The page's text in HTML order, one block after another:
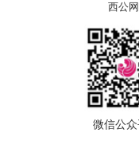
西公
微信公